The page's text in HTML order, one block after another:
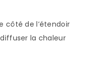
côté de l’étendoir
la chaleur